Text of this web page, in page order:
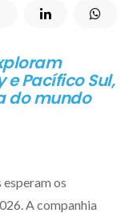
Pacífico Sul,
do mundo
os
A companhia